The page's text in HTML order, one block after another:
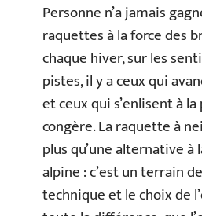
Personne n’a jamais
raquettes à la force des
chaque hiver, sur les
pistes, il y a ceux qui
et ceux qui s’enlisent à
congère. La raquette à
plus qu’une alternative
alpine : c’est un terrain
technique et le choix de